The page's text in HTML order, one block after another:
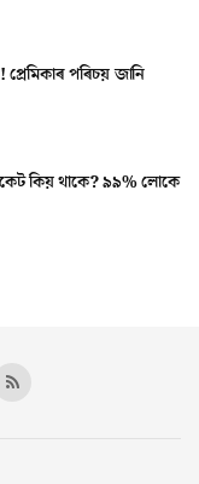
পৰিচয় জানি
কিয় থাকে? ৯৯% লোকে